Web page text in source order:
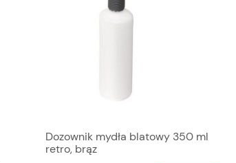
Dozownik mydła blatowy 350 ml
retro, brąz